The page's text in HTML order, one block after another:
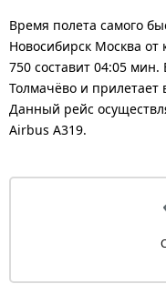
Время полета самого
Новосибирск Москва
750 составит 04:05
Толмачёво и прилетает
Данный рейс
Airbus A319.